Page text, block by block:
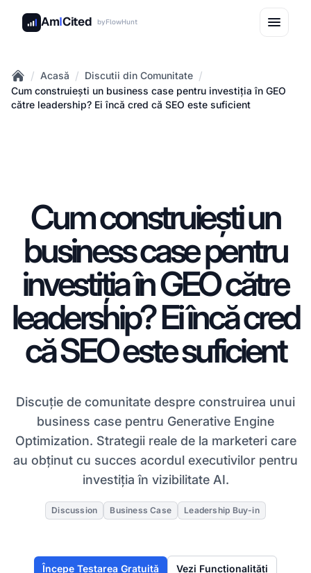
AmICited byFlowHunt
Home
/ Acasă / Discutii din Comunitate /
Cum construiești un business case pentru investiția în GEO
către leadership? Ei încă cred că SEO este suficient
Cum construiești un
business case pentru
investiția în GEO către
leadership? Ei încă cred
că SEO este suficient
Discuție de comunitate despre construirea unui
business case pentru Generative Engine
Optimization. Strategii reale de la marketeri care
au obținut cu succes acordul executivilor pentru
investiția în vizibilitate AI.
Discussion Business Case Leadership Buy-in
Începe Testarea Gratuită Vezi Funcționalități